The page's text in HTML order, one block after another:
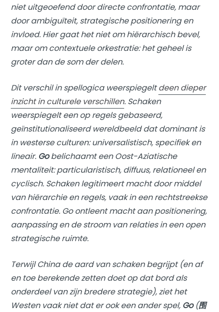
niet uitgeoefend door directe confrontatie, maar
door ambiguïteit, strategische positionering en
invloed. Hier gaat het niet om hiërarchisch bevel,
maar om contextuele orkestratie: het geheel is
groter dan de som der delen.
Dit verschil in spellogica weerspiegeltdeen dieper
inzicht in culturele verschillen. Schaken
weerspiegelt een op regels gebaseerd,
geïnstitutionaliseerd wereldbeeld dat dominant is
in westerse culturen: universalistisch, specifiek en
lineair. Gobelichaamt een Oost-Aziatische
mentaliteit: particularistisch, diffuus, relationeel en
cyclisch. Schaken legitimeert macht door middel
van hiërarchie en regels, vaak in een rechtstreekse
confrontatie. Go ontleent macht aan positionering,
aanpassing en de stroom van relaties in een open
strategische ruimte.
Terwijl China de aard van schaken begrijpt (en af
en toe berekende zetten doet op dat bord als
onderdeel van zijn bredere strategie), ziet het
Westen vaak niet dat er ook een ander spel, Go(围